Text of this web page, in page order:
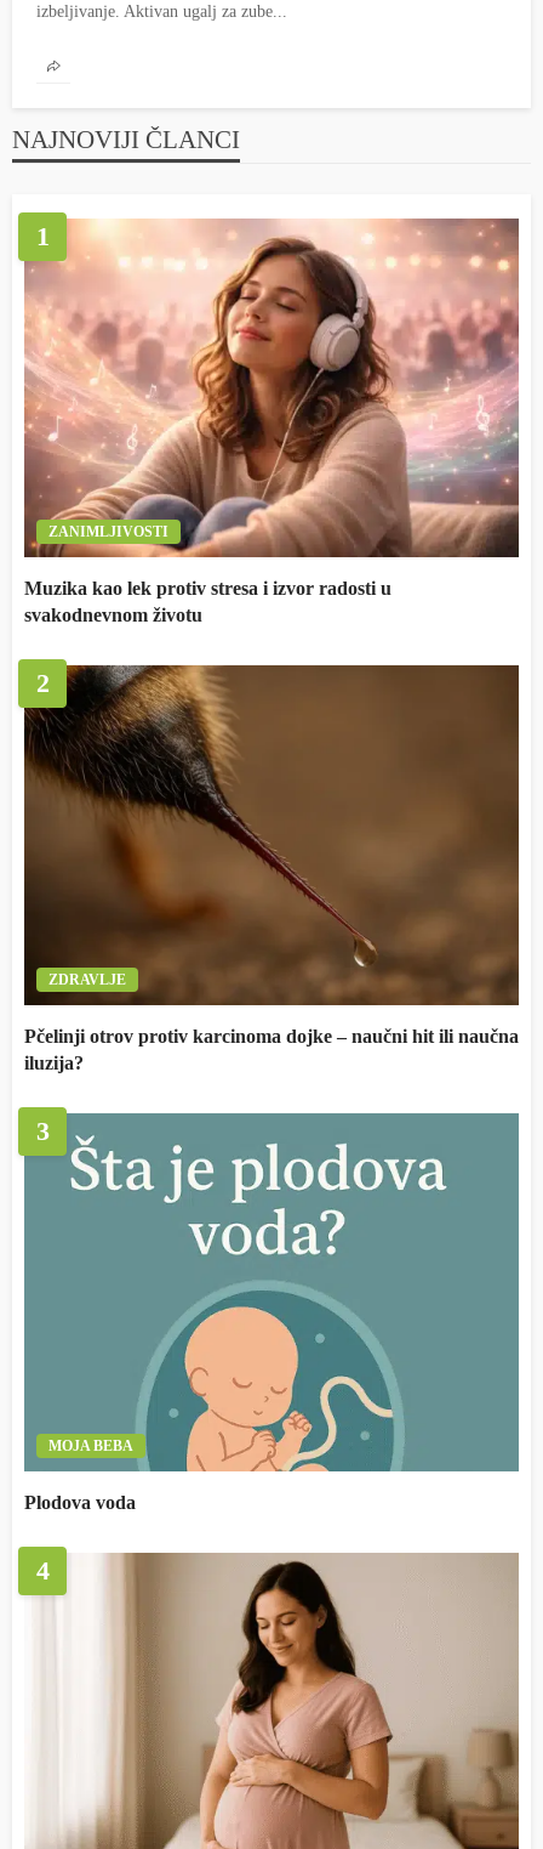
izbeljivanje. Aktivan ugalj za zube...
NAJNOVIJI ČLANCI
1
ZANIMLJIVOSTI
Muzika kao lek protiv stresa i izvor radosti u
svakodnevnom životu
2
ZDRAVLJE
Pčelinji otrov protiv karcinoma dojke – naučni hit ili naučna
iluzija?
3
MOJA BEBA
Plodova voda
4